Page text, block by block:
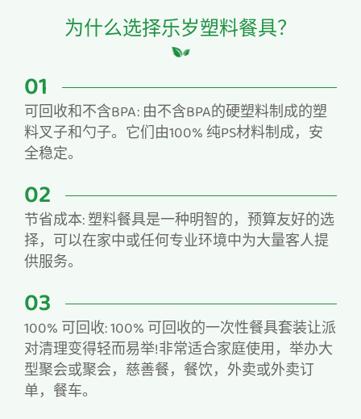
为什么选择乐岁塑料餐具？
01
可回收和不含BPA: 由不含BPA的硬塑料制成的塑
料叉子和勺子。它们由100% 纯PS材料制成，安
全稳定。
02
节省成本: 塑料餐具是一种明智的，预算友好的选
择，可以在家中或任何专业环境中为大量客人提
供服务。
03
100% 可回收: 100% 可回收的一次性餐具套装让派
对清理变得轻而易举!非常适合家庭使用，举办大
型聚会或聚会，慈善餐，餐饮，外卖或外卖订
单，餐车。